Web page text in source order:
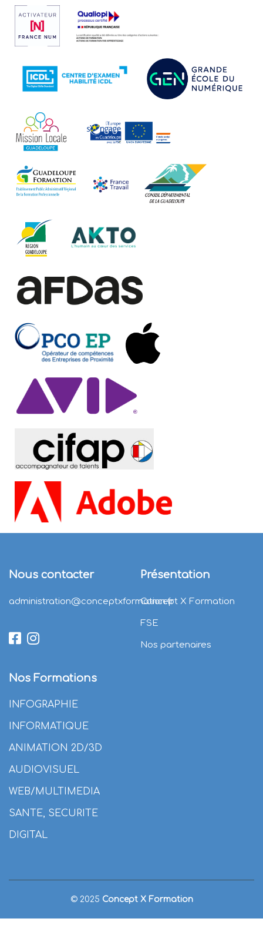
Nous contacter
administration@conceptxformation.fr
Présentation
Concept X Formation
FSE
Nos partenaires
Nos Formations
INFOGRAPHIE
INFORMATIQUE
ANIMATION 2D/3D
AUDIOVISUEL
WEB/MULTIMEDIA
SANTE, SECURITE
DIGITAL
© 2025 Concept X Formation